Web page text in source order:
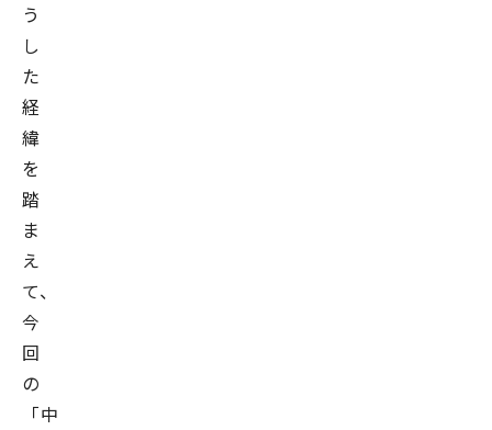
う
し
た
経
緯
を
踏
ま
え
て、
今
回
の
「中